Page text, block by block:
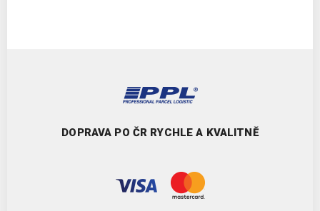
DOPRAVA PO ČR RYCHLE A KVALITNĚ